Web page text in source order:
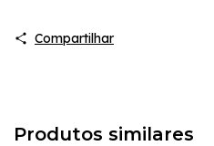
Compartilhar
Produtos similares